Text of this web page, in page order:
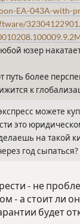
EA-043A-with-
юзер
путь более
к
можете
это
на такой
год
- не
- а стоит ли
будет